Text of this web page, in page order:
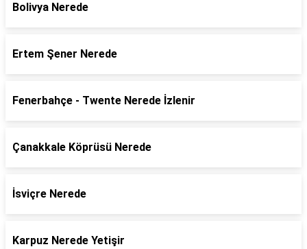
Bolivya Nerede
Ertem Şener Nerede
Fenerbahçe - Twente Nerede İzlenir
Çanakkale Köprüsü Nerede
İsviçre Nerede
Karpuz Nerede Yetişir